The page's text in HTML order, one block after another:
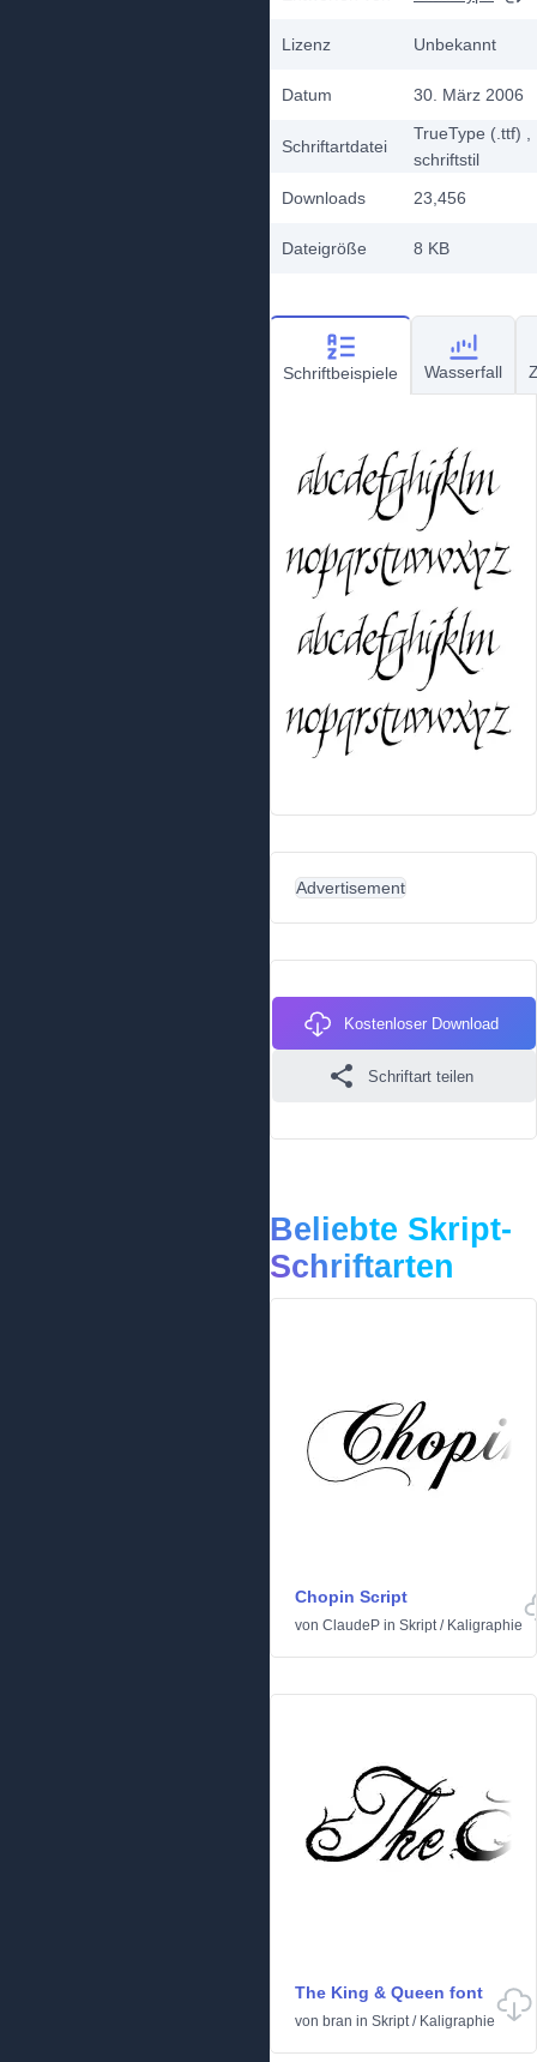
Lizenz Unbekannt
Datum 30. März 2006
Schriftartdatei
TrueType (.ttf)
schriftstil
Downloads
23,456
Dateigröße 8 KB
Schriftbeispiele Wasserfall
Advertisement
Kostenloser Download
Schriftart teilen
Beliebte Skript-
Schriftarten
Chopin Script
von ClaudeP in Skript/ Kaligraphie
The King & Queen font
von bran in Skript/ Kaligraphie